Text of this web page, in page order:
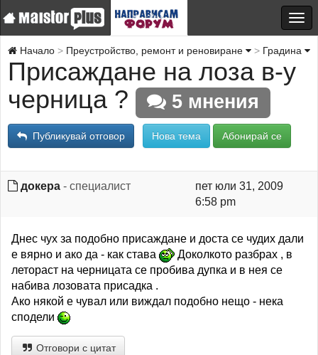
Начало Преустройство, ремонт и реновиране Градина
Присаждане на лоза в-у
черница ?
5 мнения
Публикувай отговор Нова тема Абонирай се
докера - специалист
пет юли 31, 2009
6:58 pm
Днес чух за подобно присаждане и доста се чудих дали
е вярно и ако да - как става
Доколкото разбрах , в
летораст на черницата се пробива дупка и в нея се
набива лозовата присадка .
Ако някой е чувал или виждал подобно нещо - нека
сподели
Отговори с цитат